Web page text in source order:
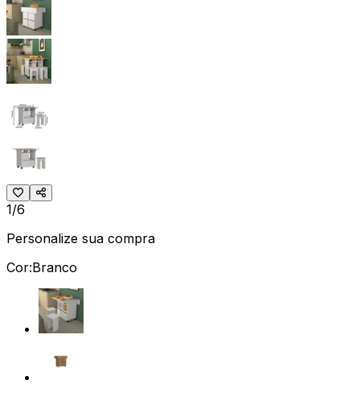
1/6
Personalize sua compra
Cor:Branco